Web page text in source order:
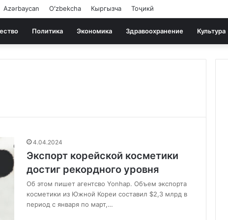
Azərbaycan Oʻzbekcha Кыргызча Тоҷикӣ
Политика Экономика Здравоохранение Культура
4.04.2024
Экспорт корейской косметики
достиг рекордного уровня
Об этом пишет агентсво Yonhap. Объем экспорта
косметики из Южной Кореи составил $2,3 млрд в
период с января по март,…